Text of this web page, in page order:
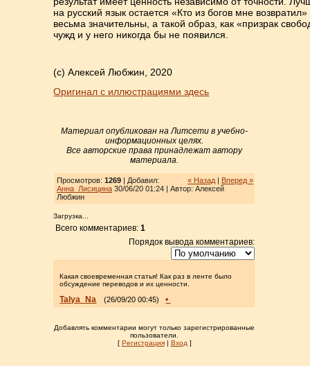
на русский язык остается «Кто из богов мне
весьма значительны, а такой образ, как «призрак
чужд и у него никогда бы не появился.
(с) Алексей Любжин, 2020
Оригинал с иллюстрациями здесь
Материал опубликован на Литсети в учебно-
информационных целях.
Все авторские права принадлежат автору
материала.
« Назад | Вперед »
Просмотров: 1269| Добавил:
Анна_Лисицина30/06/20 01:24 | Автор: Алексей
Любжин
Загрузка...
Всего комментариев:1
Порядок вывода комментариев:
Какая своевременная статья! Как раз в ленте было
обсуждение переводов и их ценности.
Talya_Na (26/09/20 00:45) •
Добавлять комментарии могут только зарегистрированные
пользователи.
[ Регистрация| Вход ]